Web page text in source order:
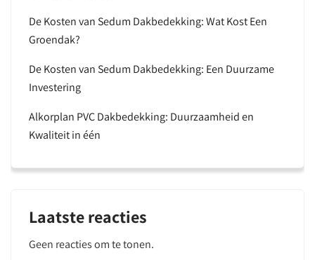
De Kosten van Sedum Dakbedekking: Wat Kost Een
Groendak?
De Kosten van Sedum Dakbedekking: Een Duurzame
Investering
Alkorplan PVC Dakbedekking: Duurzaamheid en
Kwaliteit in één
Laatste reacties
Geen reacties om te tonen.